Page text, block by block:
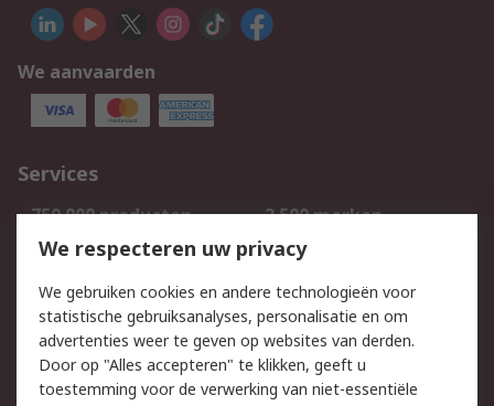
We aanvaarden
Services
750.000 producten
2.500 merken
Bestellen
Inkoopoplossingen
Track & Trace
Wettelijk
We respecteren uw privacy
We gebruiken cookies en andere technologieën voor
statistische gebruiksanalyses, personalisatie en om
advertenties weer te geven op websites van derden.
Door op "Alles accepteren" te klikken, geeft u
toestemming voor de verwerking van niet-essentiële